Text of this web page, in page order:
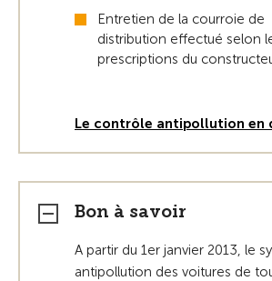
Entretien de la courroie de
distribution effectué selon
prescriptions du
Le contrôle antipollution en
Bon à savoir
A partir du 1er janvier 2013, le
antipollution des voitures de